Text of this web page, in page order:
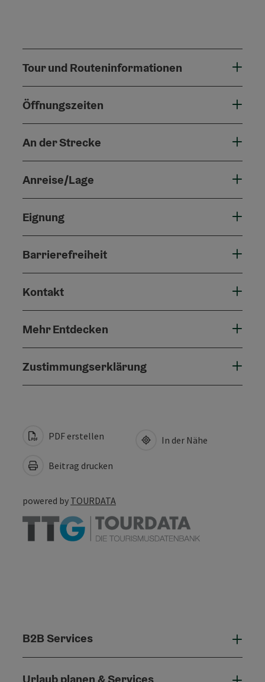
Tour und Routeninformationen
Öffnungszeiten
An der Strecke
Anreise/Lage
Eignung
Barrierefreiheit
Kontakt
Mehr Entdecken
Zustimmungserklärung
PDF erstellen
Beitrag drucken
In der Nähe
powered by TOURDATA
B2B Services
Urlaub planen & Services